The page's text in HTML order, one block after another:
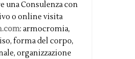
una Consulenza con
o online visita
: armocromia,
forma del corpo,
organizzazione